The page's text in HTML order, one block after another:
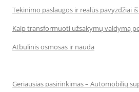
Tekinimo paslaugos ir realūs pavyzdžiai
Kaip transformuoti užsakymų valdymą
Atbulinis osmosas ir nauda
Geriausias pasirinkimas – Automobilių